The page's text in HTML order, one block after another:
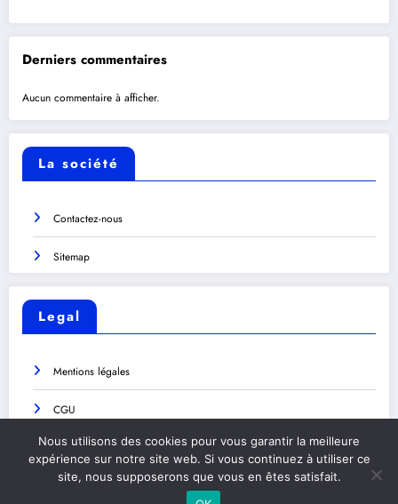
Derniers commentaires
Aucun commentaire à afficher.
La société
Contactez-nous
Sitemap
Legal
Mentions légales
CGU
Politique de confidentialité
Politique de Cookies
Nous utilisons des cookies pour vous garantir la meilleure
expérience sur notre site web. Si vous continuez à utiliser ce
site, nous supposerons que vous en êtes satisfait.